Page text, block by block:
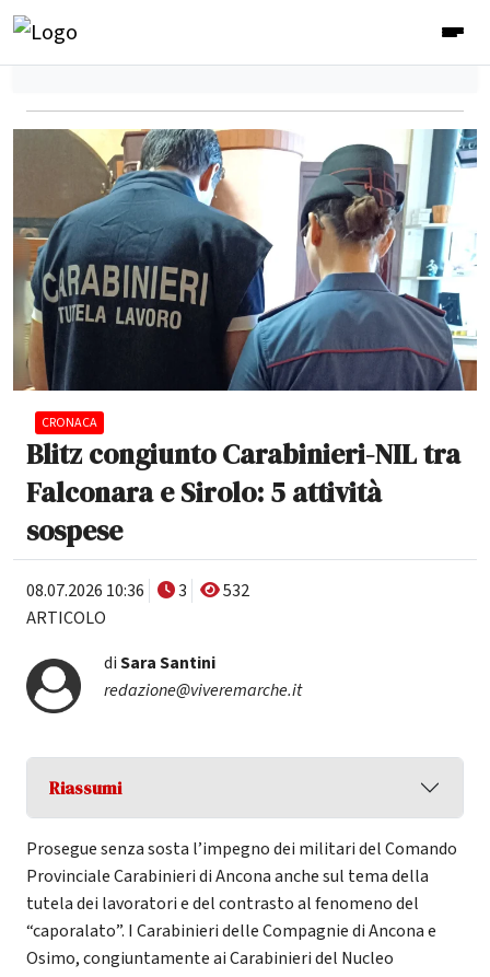
CRONACA
Blitz congiunto Carabinieri-NIL tra
Falconara e Sirolo: 5 attività
sospese
08.07.2026 10:36 3
532
ARTICOLO
diSara Santini
redazione@viveremarche.it
Riassumi
Prosegue senza sosta l’impegno dei militari del Comando
Provinciale Carabinieri di Ancona anche sul tema della
tutela dei lavoratori e del contrasto al fenomeno del
“caporalato”. I Carabinieri delle Compagnie di Ancona e
Osimo, congiuntamente ai Carabinieri del Nucleo